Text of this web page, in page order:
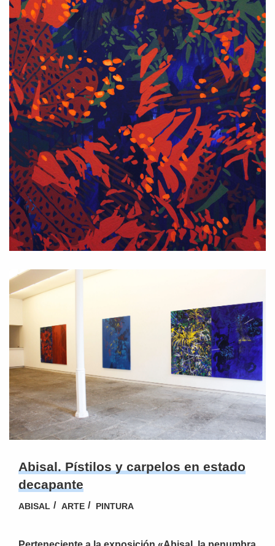
Abisal. Pístilos y carpelos en estado
decapante
ABISAL ARTE PINTURA